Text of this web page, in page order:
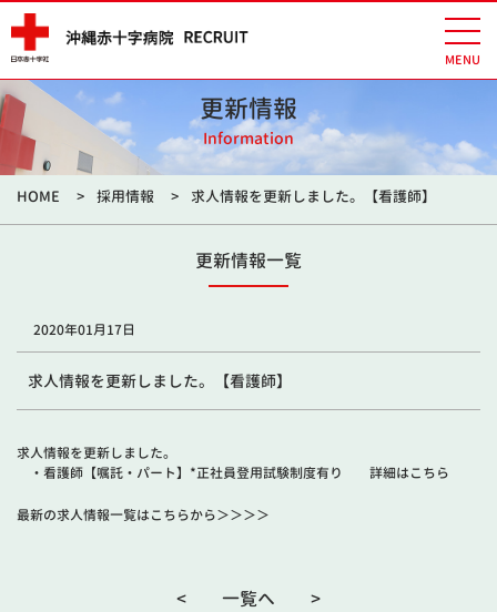
更新情報
Information
HOME 採用情報 求人情報を更新しました。【看護師】
更新情報一覧
2020年01月17日
求人情報を更新しました。【看護師】
求人情報を更新しました。
・看護師【嘱託・パート】*正社員登用試験制度有り 詳細はこちら
最新の求人情報一覧はこちらから＞＞＞＞
< 一覧へ >